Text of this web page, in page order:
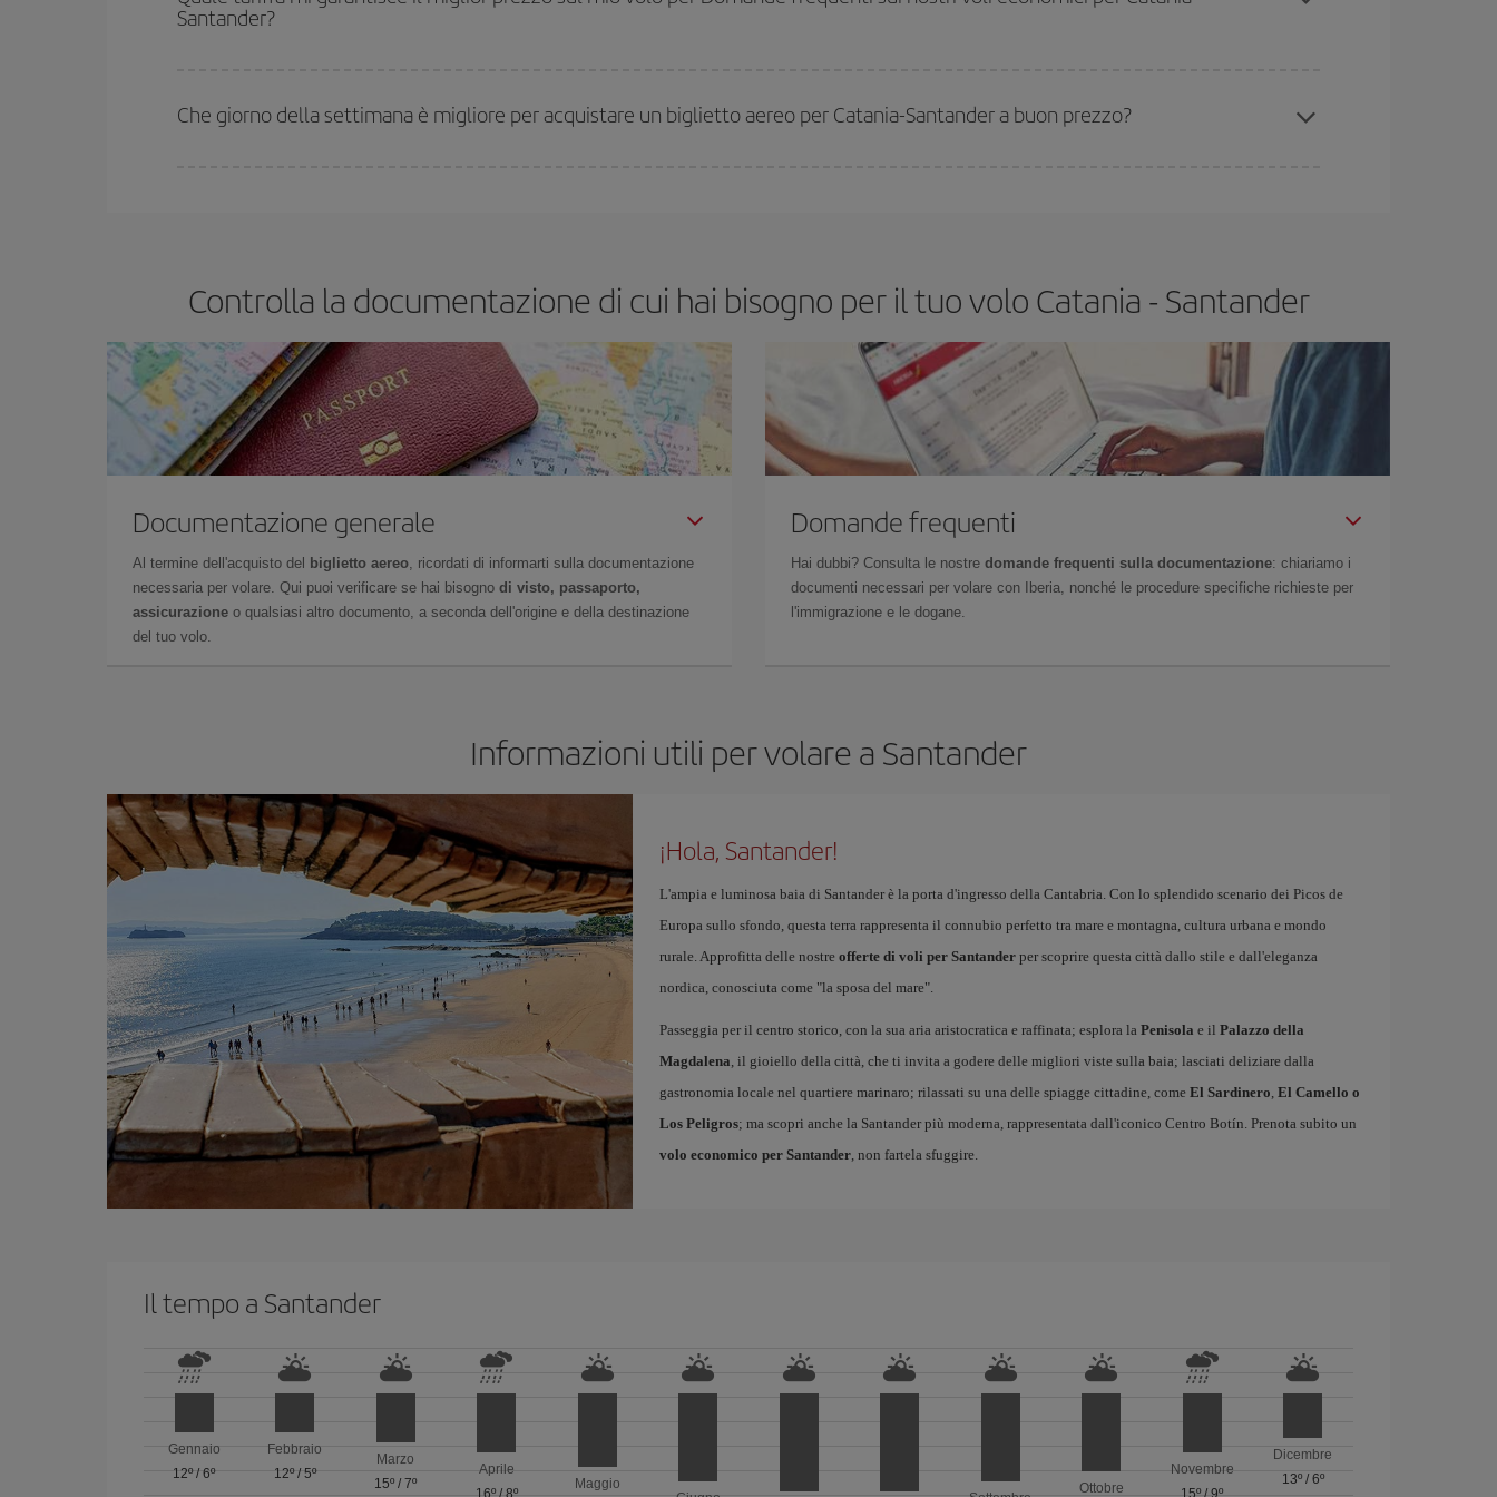
Santander?
Che giorno della settimana è migliore per acquistare un biglietto aereo per Catania-Santander a buon prezzo?
Controlla la documentazione di cui hai bisogno per il tuo volo Catania - Santander
Documentazione generale
Al termine dell'acquisto del biglietto aereo, ricordati di informarti sulla documentazione
necessaria per volare. Qui puoi verificare se hai bisogno di visto, passaporto,
assicurazione o qualsiasi altro documento, a seconda dell'origine e della destinazione
del tuo volo.
Domande frequenti
Hai dubbi? Consulta le nostre domande frequenti sulla documentazione: chiariamo i
documenti necessari per volare con Iberia, nonché le procedure specifiche richieste per
l'immigrazione e le dogane.
Informazioni utili per volare a Santander
¡Hola, Santander!
L'ampia e luminosa baia di Santander è la porta d'ingresso della Cantabria. Con lo splendido scenario dei Picos de
Europa sullo sfondo, questa terra rappresenta il connubio perfetto tra mare e montagna, cultura urbana e mondo
rurale. Approfitta delle nostre offerte di voli per Santanderper scoprire questa città dallo stile e dall'eleganza
nordica, conosciuta come "la sposa del mare".
Passeggia per il centro storico, con la sua aria aristocratica e raffinata; esplora la Penisola e il Palazzo della
Magdalena, il gioiello della città, che ti invita a godere delle migliori viste sulla baia; lasciati deliziare dalla
gastronomia locale nel quartiere marinaro; rilassati su una delle spiagge cittadine, come El Sardinero, El Camello o
Los Peligros; ma scopri anche la Santander più moderna, rappresentata dall'iconico Centro Botín. Prenota subito un
volo economico per Santander, non fartela sfuggire.
Il tempo a Santander
Gennaio
12º/6º
Febbraio
12º/ 5º
Marzo
15º /7º
Aprile
16º/ 8º
Maggio
Ottobre
Novembre
15º /9º
Dicembre
13º/ 6º